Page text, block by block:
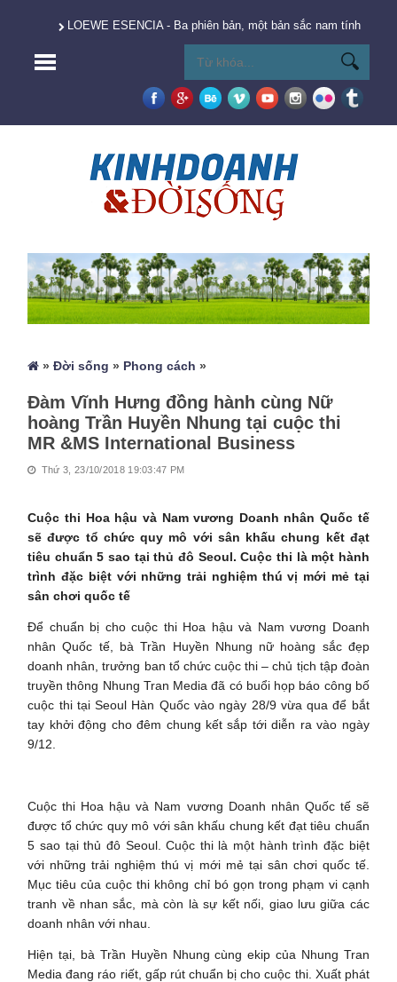
LOEWE ESENCIA - Ba phiên bản, một bản sắc nam tính vượt
»Đời sống » Phong cách »
Đàm Vĩnh Hưng đồng hành cùng Nữ
hoàng Trần Huyền Nhung tại cuộc thi
MR &MS International Business
Thứ 3, 23/10/2018 19:03:47 PM
Cuộc thi Hoa hậu và Nam vương Doanh nhân Quốc tế
sẽ được tổ chức quy mô với sân khấu chung kết đạt
tiêu chuẩn 5 sao tại thủ đô Seoul. Cuộc thi là một hành
trình đặc biệt với những trải nghiệm thú vị mới mẻ tại
sân chơi quốc tế
Để chuẩn bị cho cuộc thi Hoa hậu và Nam vương Doanh
nhân Quốc tế, bà Trần Huyền Nhung nữ hoàng sắc đẹp
doanh nhân, trưởng ban tổ chức cuộc thi – chủ tịch tập đoàn
truyền thông Nhung Tran Media đã có buổi họp báo công bố
cuộc thi tại Seoul Hàn Quốc vào ngày 28/9 vừa qua để bắt
tay khởi động cho đêm chung kết sắp tới diễn ra vào ngày
9/12.
Cuộc thi Hoa hậu và Nam vương Doanh nhân Quốc tế sẽ
được tổ chức quy mô với sân khấu chung kết đạt tiêu chuẩn
5 sao tại thủ đô Seoul. Cuộc thi là một hành trình đặc biệt
với những trải nghiệm thú vị mới mẻ tại sân chơi quốc tế.
Mục tiêu của cuộc thi không chỉ bó gọn trong phạm vi cạnh
tranh về nhan sắc, mà còn là sự kết nối, giao lưu giữa các
doanh nhân với nhau.
Hiện tại, bà Trần Huyền Nhung cùng ekip của Nhung Tran
Media đang ráo riết, gấp rút chuẩn bị cho cuộc thi. Xuất phát